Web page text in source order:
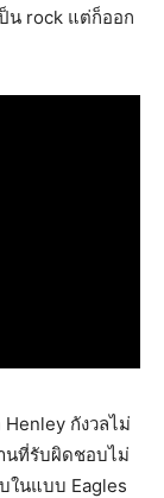
น rock แต่ก็ออก
Henley กังวลไม่
นที่รับผิดชอบไม่
ในแบบ Eagles